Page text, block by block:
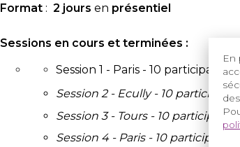
En
Format: 2 jours en présentiel
Sessions en cours et terminées :
Session 1 - Paris - 10 participants
Session 2 - Ecully - 10
Session 3 - Tours - 10 participants
Session 4 - Paris - 10 participants